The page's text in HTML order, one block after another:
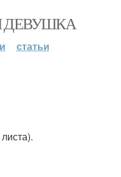
ДЕВУШКА
статьи